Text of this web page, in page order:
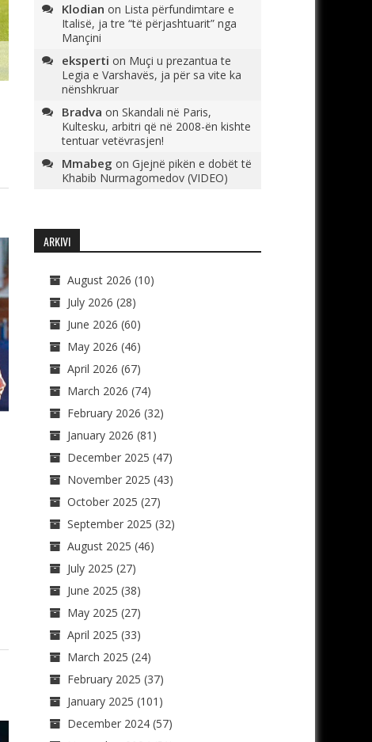
Klodian on Lista përfundimtare e
Italisë, ja tre “të përjashtuarit” nga
Mançini
eksperti on Muçi u prezantua te
Legia e Varshavës, ja për sa vite ka
nënshkruar
Bradva on Skandali në Paris,
Kultesku, arbitri që në 2008-ën kishte
tentuar vetëvrasjen!
Mmabeg on Gjejnë pikën e dobët të
Khabib Nurmagomedov (VIDEO)
ARKIVI
August 2026 (10)
July 2026 (28)
June 2026 (60)
May 2026 (46)
April 2026 (67)
March 2026 (74)
February 2026 (32)
January 2026 (81)
December 2025 (47)
November 2025 (43)
October 2025 (27)
September 2025 (32)
August 2025 (46)
July 2025 (27)
June 2025 (38)
May 2025 (27)
April 2025 (33)
March 2025 (24)
February 2025 (37)
January 2025 (101)
December 2024(57)